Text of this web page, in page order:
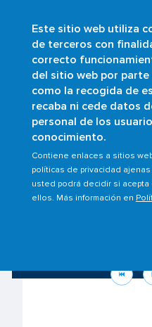
Este sitio web utiliza
de terceros con
correcto
del sitio web por parte
como la recogida de
recaba ni cede datos
personal de los
conocimiento.
Contiene enlaces a sitios
políticas de privacidad ajenas
usted podrá decidir si acepta
ellos. Más información en
Conoce tus